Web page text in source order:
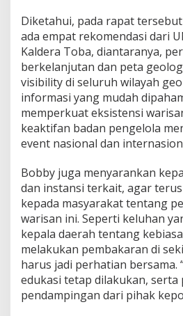
Diketahui, pada rapat
ada empat rekomendasi dari
Kaldera Toba, diantaranya,
berkelanjutan dan peta
visibility di seluruh wilayah
informasi yang mudah
memperkuat eksistensi
keaktifan badan pengelola
event nasional dan
Bobby juga menyarankan
dan instansi terkait, agar
kepada masyarakat tentang
warisan ini. Seperti keluhan
kepala daerah tentang
melakukan pembakaran di
harus jadi perhatian bersama.
edukasi tetap dilakukan, serta
pendampingan dari pihak